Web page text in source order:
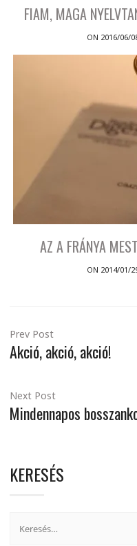
FIAM, MAGA
ON 2016/06/
AZ A FRÁNYA
ON 2014/01/
Prev Post
Akció, akció, akció!
Next Post
Mindennapos
KERESÉS